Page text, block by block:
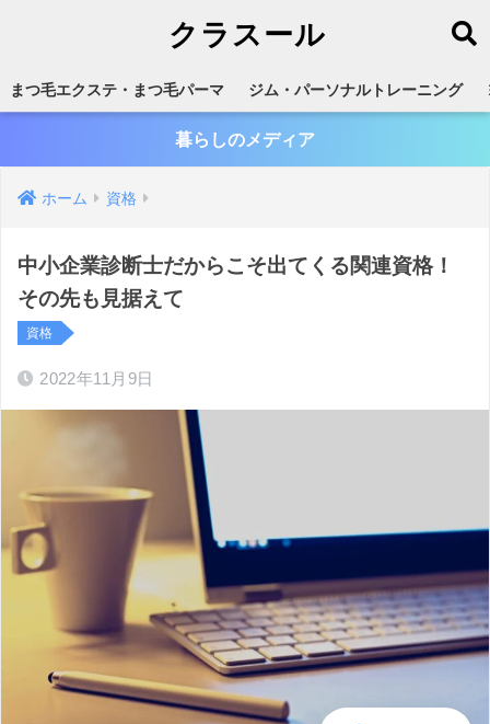
クラスール
まつ毛エクステ・まつ毛パーマ ジム・パーソナルトレーニング
暮らしのメディア
ホーム 資格
中小企業診断士だからこそ出てくる関連資格！
その先も見据えて
資格
2022年11月9日